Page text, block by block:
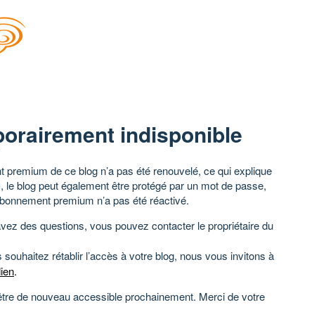
indisponible
premium de ce blog n’a pas été renouvelé, ce qui explique
blog peut également être protégé par un mot de passe,
premium n’a pas été réactivé.
des questions, vous pouvez contacter le propriétaire du
souhaitez rétablir l’accès à votre blog, nous vous invitons à
.
de nouveau accessible prochainement. Merci de votre